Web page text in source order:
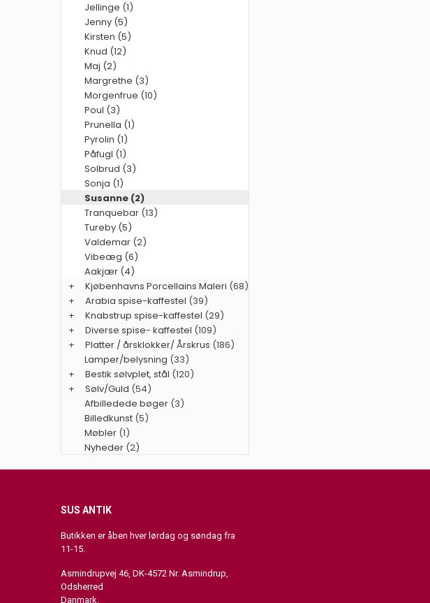
Jellinge (1)
Jenny (5)
Kirsten (5)
Knud (12)
Maj (2)
Margrethe (3)
Morgenfrue (10)
Poul (3)
Prunella (1)
Pyrolin (1)
Påfugl (1)
Solbrud (3)
Sonja (1)
Susanne (2)
Tranquebar (13)
Tureby (5)
Valdemar (2)
Vibeæg (6)
Aakjær (4)
+
Kjøbenhavns Porcellains Maleri (68)
+
Arabia spise-kaffestel (39)
+
Knabstrup spise-kaffestel (29)
+
Diverse spise- kaffestel (109)
+
Platter / årsklokker/ Årskrus (186)
Lamper/belysning (33)
+
Bestik sølvplet, stål (120)
+
Sølv/Guld (54)
Afbilledede bøger (3)
Billedkunst (5)
Møbler (1)
Nyheder (2)
SUS ANTIK
Butikken er åben hver lørdag og søndag fra
11-15.
Asmindrupvej 46, DK-4572 Nr. Asmindrup,
Odsherred
Danmark.